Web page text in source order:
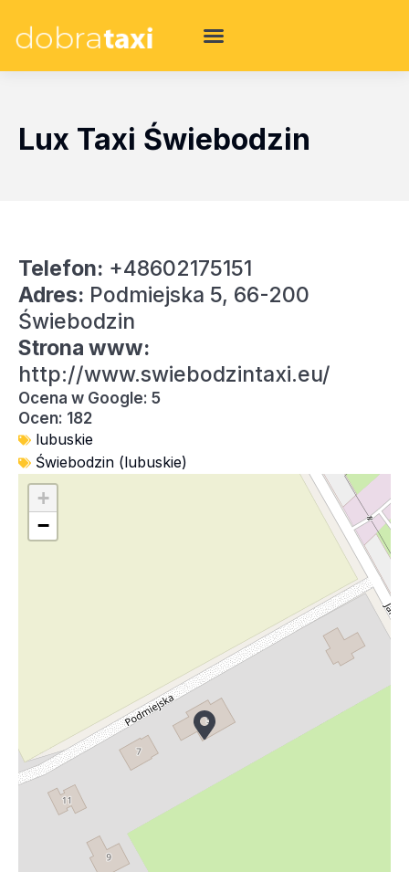
Lux Taxi Świebodzin
Telefon: +48602175151
Adres: Podmiejska 5, 66-200
Świebodzin
Strona www:
http://www.swiebodzintaxi.eu/
Ocena w Google: 5
Ocen: 182
lubuskie
Świebodzin (lubuskie)
+
−